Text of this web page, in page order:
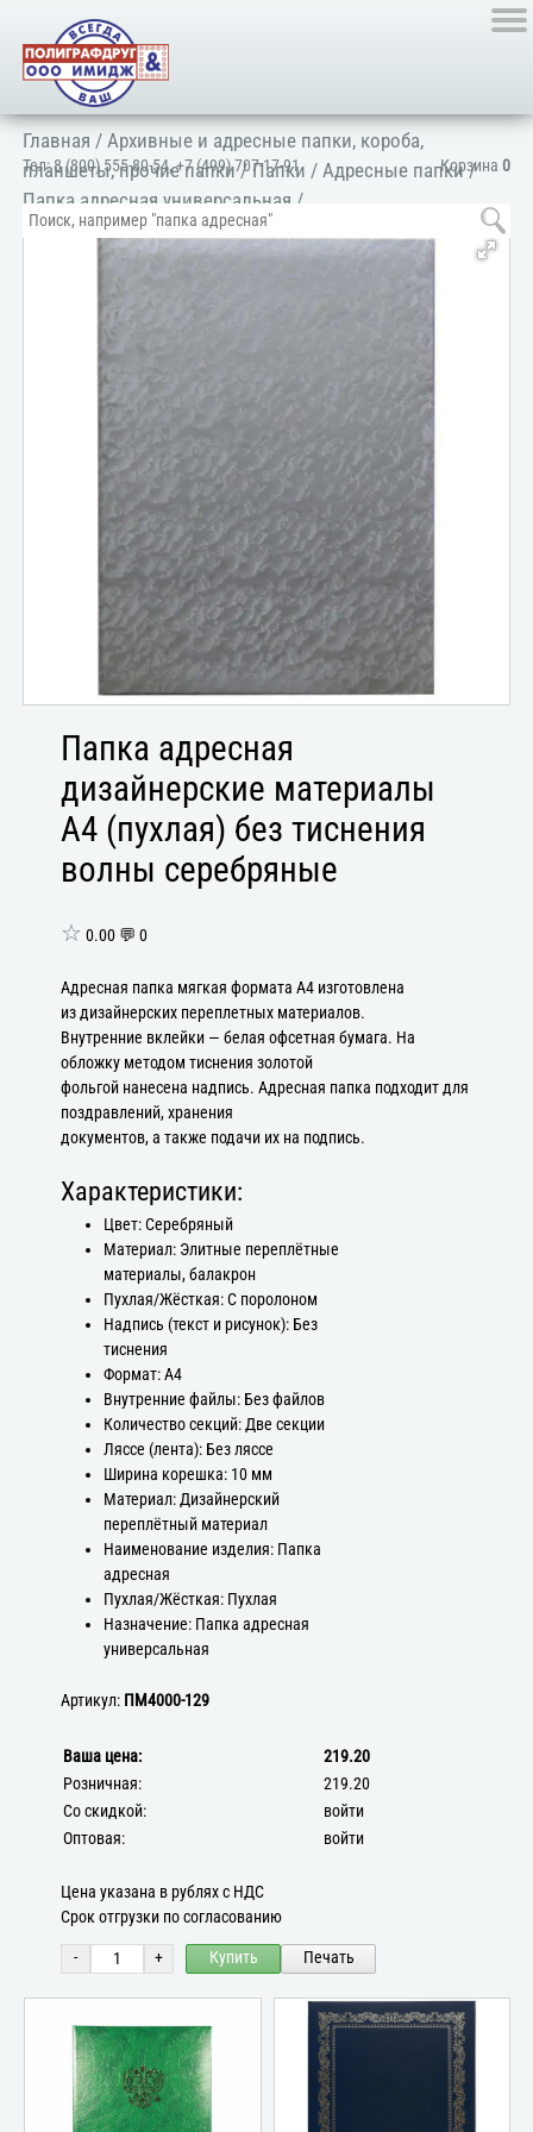
Корзина 0
Тел:8 (800) 555-80-54,+7 (499) 707-17-91
Главная /Архивные и адресные папки, короба,
планшеты, прочие папки/Папки /Адресные папки/
Папка адресная универсальная /
Папка адресная
дизайнерские материалы
А4 (пухлая) без тиснения
волны серебряные
☆ 0.00 💬 0
Адресная папка мягкая формата А4 изготовлена
из дизайнерских переплетных материалов.
Внутренние вклейки — белая офсетная бумага. На
обложку методом тиснения золотой
фольгой нанесена надпись. Адресная папка подходит для
поздравлений, хранения
документов, а также подачи их на подпись.
Характеристики:
Цвет: Серебряный
Материал: Элитные переплётные
материалы, балакрон
Пухлая/Жёсткая: С поролоном
Надпись (текст и рисунок): Без
тиснения
Формат: А4
Внутренние файлы: Без файлов
Количество секций: Две секции
Ляссе (лента): Без ляссе
Ширина корешка: 10 мм
Материал: Дизайнерский
переплётный материал
Наименование изделия: Папка
адресная
Пухлая/Жёсткая: Пухлая
Назначение: Папка адресная
универсальная
Артикул: ПМ4000-129
Ваша цена:
219.20
Розничная:
219.20
Со скидкой:
войти
Оптовая:
войти
Цена указана в рублях с НДС
Срок отгрузки по согласованию
- + Купить Печать